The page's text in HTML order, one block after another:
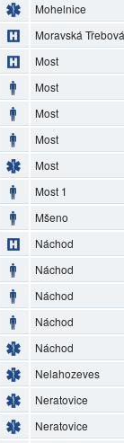
Mohelnice
Moravská Třebová
Most
Most
Most
Most
Most
Most 1
Mšeno
Náchod
Náchod
Náchod
Náchod
Náchod
Nelahozeves
Neratovice
Neratovice